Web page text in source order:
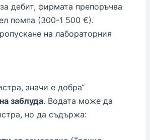
дебит, фирмата препоръчва
помпа (300-1 500 €).
на лабораторния
значи е добра“
заблуда. Водата може да
но да съдържа: